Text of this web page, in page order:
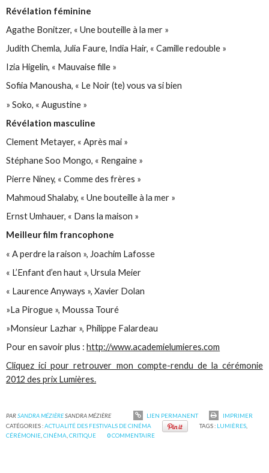
Révélation féminine
Agathe Bonitzer, « Une bouteille à la mer »
Judith Chemla, Julia Faure, India Hair, « Camille redouble »
Izia Higelin, « Mauvaise fille »
Sofiia Manousha, « Le Noir (te) vous va si bien
» Soko, « Augustine »
Révélation masculine
Clement Metayer, « Après mai »
Stéphane Soo Mongo, « Rengaine »
Pierre Niney, « Comme des frères »
Mahmoud Shalaby, « Une bouteille à la mer »
Ernst Umhauer, « Dans la maison »
Meilleur film francophone
« A perdre la raison », Joachim Lafosse
« L’Enfant d’en haut », Ursula Meier
« Laurence Anyways », Xavier Dolan
»La Pirogue », Moussa Touré
»Monsieur Lazhar », Philippe Falardeau
Pour en savoir plus :http://www.academielumieres.com
Cliquez ici pour retrouver mon compte-rendu de la cérémonie
2012 des prix Lumières.
PARSANDRA MÉZIÈRESANDRA MÉZIÈRE LIEN PERMANENT
IMPRIMER
CATÉGORIES :ACTUALITÉ DES FESTIVALS DE CINÉMA TAGS : LUMIÈRES,
CÉRÉMONIE ,CINÉMA ,CRITIQUE 0COMMENTAIRE